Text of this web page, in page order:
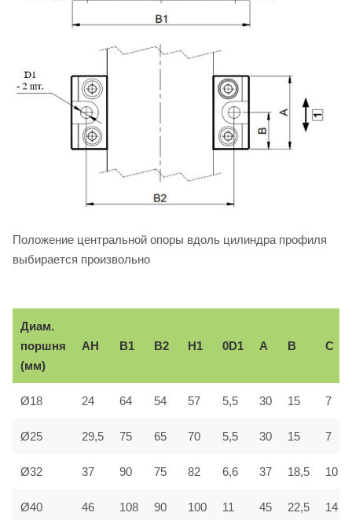
Положение центральной опоры вдоль цилиндра профиля
выбирается произвольно
Диам.
поршня
(мм)
AH B1 B2 H1 0D1 A В С
Ø18 24 64 54 57 5,5 30 15 7
Ø25 29,5 75 65 70 5,5 30 15 7
Ø32 37 90 75 82 6,6 37 18,5 10
Ø40 46 108 90 100 11 45 22,5 14